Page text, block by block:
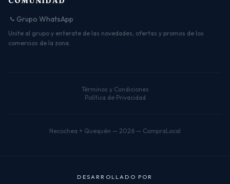
Grupo WhatsApp
Unite al grupo y enterate de las novedades, ofertas y promos de los
comercios de la zona.
Términos y Condiciones
Política de Privacidad
Necochea + Quequén — 2026 — CompraLocal
D ES A R R O L L A D O P O R